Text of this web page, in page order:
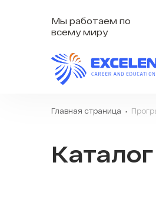
Мы работаем по
всему миру
Главная страница